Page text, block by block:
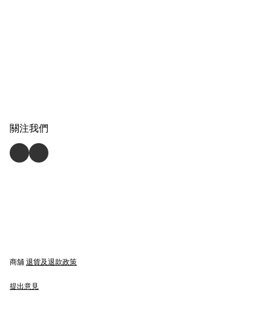
關注我們
商舖 退貨及退款政策
提出意見